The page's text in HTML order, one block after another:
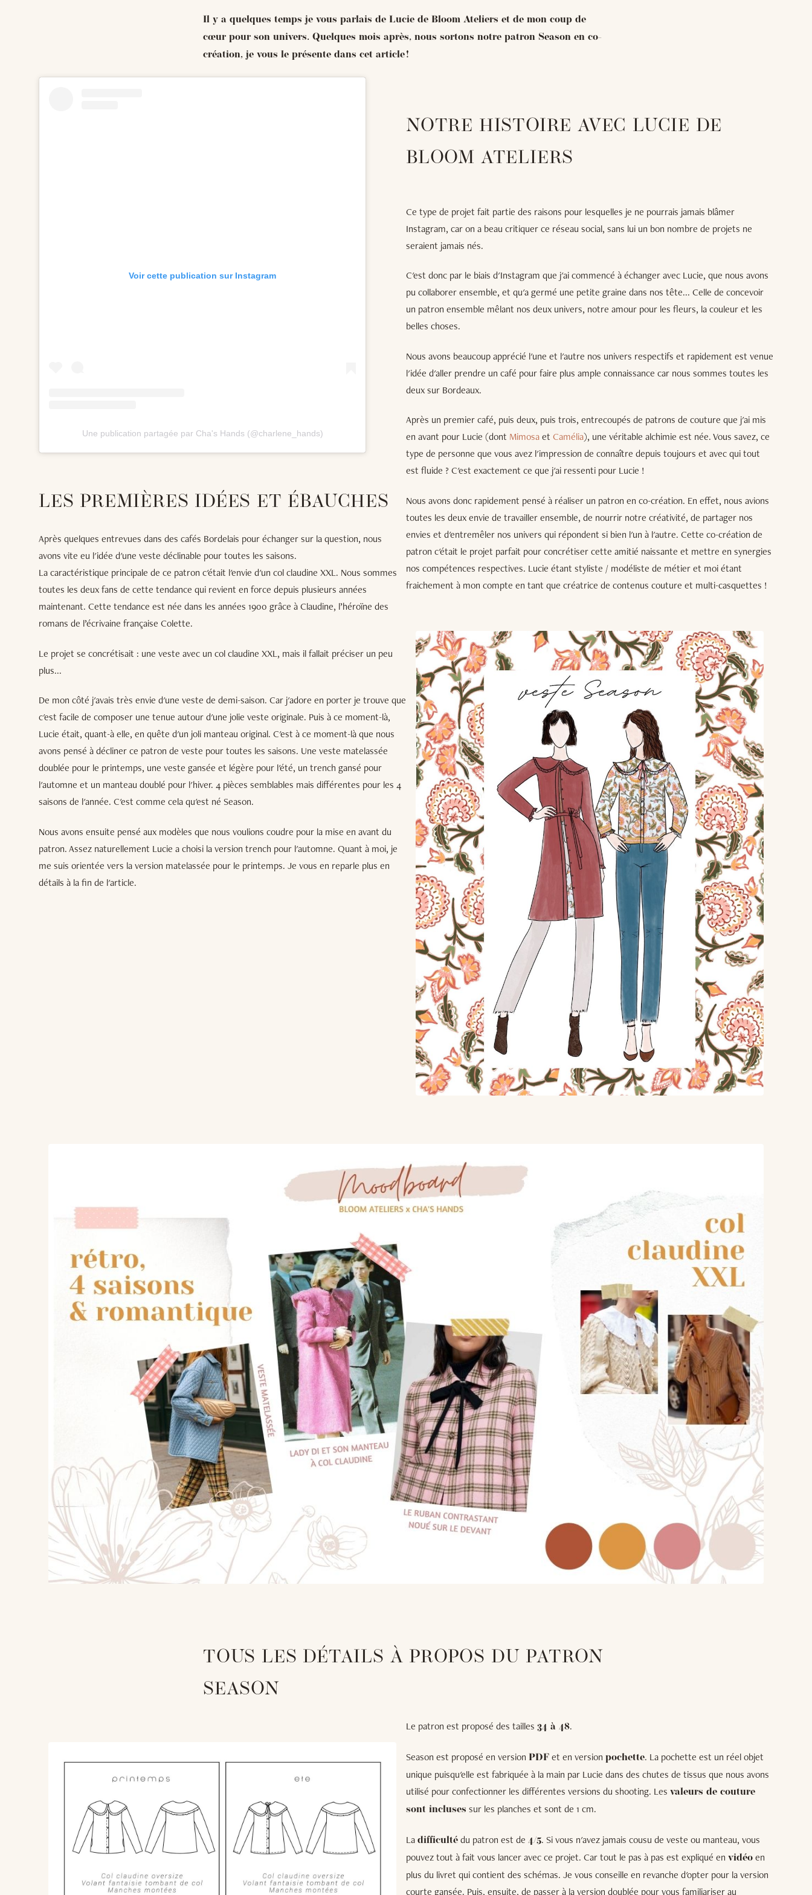
Il y a quelques temps je vous parlais de Lucie de Bloom Ateliers et de mon coup de
cœur pour son univers. Quelques mois après, nous sortons notre patron Season en co-
création, je vous le présente dans cet article !
Voir cette publication sur Instagram
Une publication partagée par Cha's Hands (@charlene_hands)
LES PREMIÈRES IDÉES ET ÉBAUCHES
Après quelques entrevues dans des cafés Bordelais pour échanger sur la question, nous
avons vite eu l'idée d'une veste déclinable pour toutes les saisons.
La caractéristique principale de ce patron c'était l'envie d'un col claudine XXL. Nous sommes
toutes les deux fans de cette tendance qui revient en force depuis plusieurs années
maintenant. Cette tendance est née dans les années 1900 grâce à Claudine, l’héroïne des
romans de l’écrivaine française Colette.
Le projet se concrétisait : une veste avec un col claudine XXL, mais il fallait préciser un peu
plus...
De mon côté j'avais très envie d'une veste de demi-saison. Car j'adore en porter je trouve que
c'est facile de composer une tenue autour d'une jolie veste originale. Puis à ce moment-là,
Lucie était, quant-à elle, en quête d'un joli manteau original. C'est à ce moment-là que nous
avons pensé à décliner ce patron de veste pour toutes les saisons. Une veste matelassée
doublée pour le printemps, une veste gansée et légère pour l'été, un trench gansé pour
l'automne et un manteau doublé pour l'hiver. 4 pièces semblables mais différentes pour les 4
saisons de l'année. C'est comme cela qu'est né Season.
Nous avons ensuite pensé aux modèles que nous voulions coudre pour la mise en avant du
patron. Assez naturellement Lucie a choisi la version trench pour l'automne. Quant à moi, je
me suis orientée vers la version matelassée pour le printemps. Je vous en reparle plus en
détails à la fin de l'article.
NOTRE HISTOIRE AVEC LUCIE DE
BLOOM ATELIERS
Ce type de projet fait partie des raisons pour lesquelles je ne pourrais jamais blâmer
Instagram, car on a beau critiquer ce réseau social, sans lui un bon nombre de projets ne
seraient jamais nés.
C'est donc par le biais d'Instagram que j'ai commencé à échanger avec Lucie, que nous avons
pu collaborer ensemble, et qu'a germé une petite graine dans nos tête... Celle de concevoir
un patron ensemble mêlant nos deux univers, notre amour pour les fleurs, la couleur et les
belles choses.
Nous avons beaucoup apprécié l'une et l'autre nos univers respectifs et rapidement est venue
l'idée d'aller prendre un café pour faire plus ample connaissance car nous sommes toutes les
deux sur Bordeaux.
Après un premier café, puis deux, puis trois, entrecoupés de patrons de couture que j'ai mis
en avant pour Lucie (dont Mimosaet Camélia), une véritable alchimie est née. Vous savez, ce
type de personne que vous avez l'impression de connaître depuis toujours et avec qui tout
est fluide ? C'est exactement ce que j'ai ressenti pour Lucie !
Nous avons donc rapidement pensé à réaliser un patron en co-création. En effet, nous avions
toutes les deux envie de travailler ensemble, de nourrir notre créativité, de partager nos
envies et d'entremêler nos univers qui répondent si bien l'un à l'autre. Cette co-création de
patron c'était le projet parfait pour concrétiser cette amitié naissante et mettre en synergies
nos compétences respectives. Lucie étant styliste / modéliste de métier et moi étant
fraichement à mon compte en tant que créatrice de contenus couture et multi-casquettes !
TOUS LES DÉTAILS À PROPOS DU PATRON
SEASON
Le patron est proposé des tailles 34 à 48.
Season est proposé en version PDF et en version pochette. La pochette est un réel objet
unique puisqu'elle est fabriquée à la main par Lucie dans des chutes de tissus que nous avons
utilisé pour confectionner les différentes versions du shooting. Les valeurs de couture
sont incluses sur les planches et sont de 1 cm.
La difficulté du patron est de 4/5. Si vous n'avez jamais cousu de veste ou manteau, vous
pouvez tout à fait vous lancer avec ce projet. Car tout le pas à pas est expliqué en vidéo en
plus du livret qui contient des schémas. Je vous conseille en revanche d'opter pour la version
courte gansée. Puis, ensuite, de passer à la version doublée pour vous familiariser au